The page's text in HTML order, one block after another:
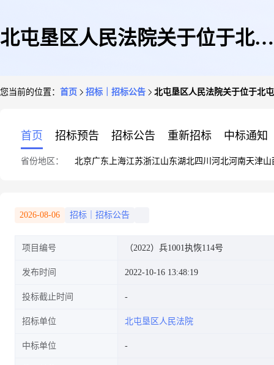
北屯垦区人民法院关于位于北屯
公告
您当前的位置： 首页 招标｜招标公告 北屯垦区人民法院关于位于北
首页 招标预告 招标公告 重新招标 中标通知
省份地区： 北京广东 上海江苏浙江山东湖北四川 河北河南天津山
2026-08-06 招标｜招标公告
项目编号 （2022）兵1001执恢114号
发布时间 2022-10-16 13:48:19
投标截止时间
招标单位 北屯垦区人民法院
中标单位